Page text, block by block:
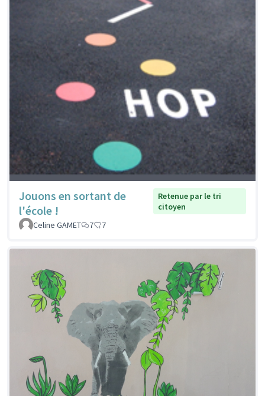
Jouons en sortant de
l'école !
Retenue par le tri
citoyen
Celine GAMET
7 7